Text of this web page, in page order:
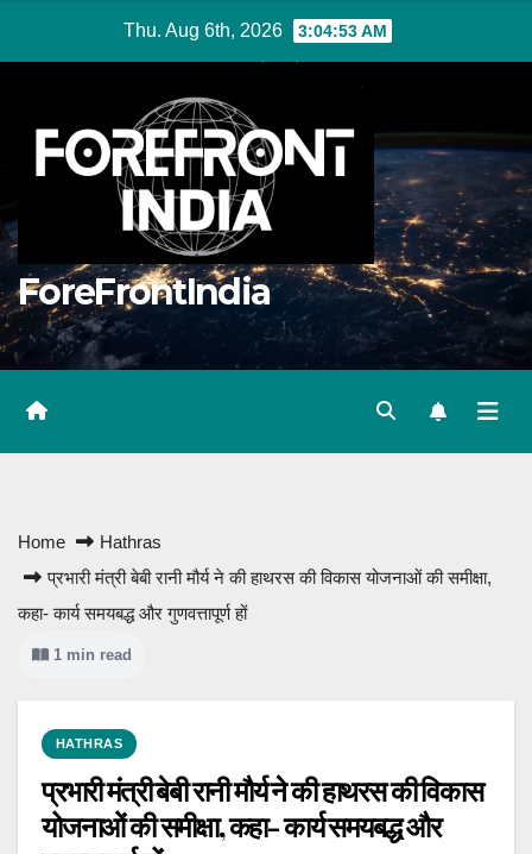
Thu. Aug 6th, 2026 3:04:53 AM
ForeFrontIndia
Home
Hathras
प्रभारी मंत्री बेबी रानी मौर्य ने की हाथरस की विकास योजनाओं की समीक्षा,
कहा- कार्य समयबद्ध और गुणवत्तापूर्ण हों
1 min read
HATHRAS
प्रभारी मंत्री बेबी रानी मौर्य ने की हाथरस की विकास
योजनाओं की समीक्षा, कहा- कार्य समयबद्ध और